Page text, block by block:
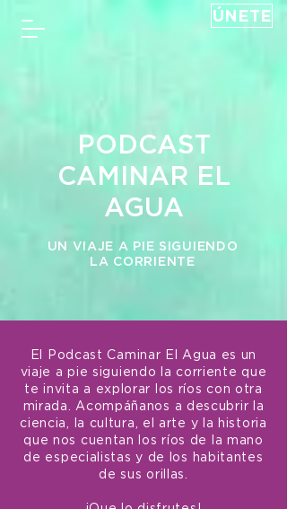
ÚNETE
PODCAST
CAMINAR EL
AGUA
UN VIAJE A PIE SIGUIENDO
LA CORRIENTE
El Podcast Caminar El Agua es un
viaje a pie siguiendo la corriente que
te invita a explorar los ríos con otra
mirada. Acompáñanos a descubrir la
ciencia, la cultura, el arte y la historia
que nos cuentan los ríos de la mano
de especialistas y de los habitantes
de sus orillas.